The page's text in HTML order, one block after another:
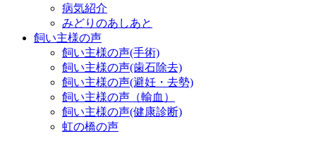
病気紹介
みどりのあしあと
飼い主様の声
飼い主様の声(手術)
飼い主様の声(歯石除去)
飼い主様の声(避妊・去勢)
飼い主様の声（輸血）
飼い主様の声(健康診断)
虹の橋の声